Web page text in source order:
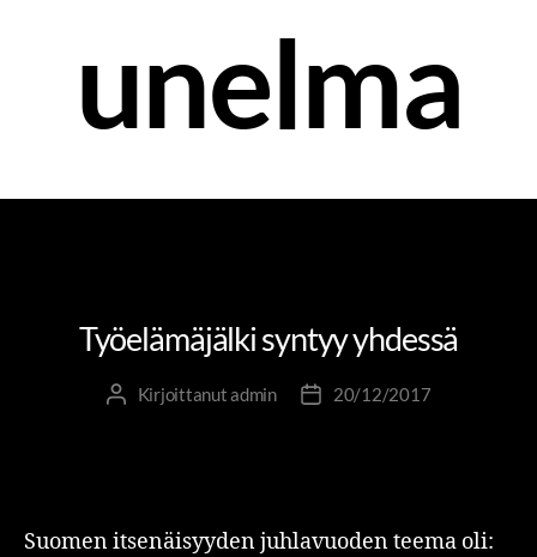
unelma
Työelämäjälki syntyy yhdessä
Kirjoittanutadmin 20/12/2017
Suomen itsenäisyyden juhlavuoden teema oli: